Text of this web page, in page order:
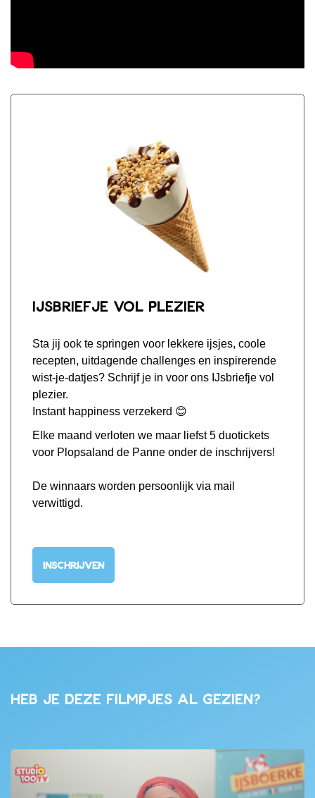
IJsbriefje vol plezier
Sta jij ook te springen voor lekkere ijsjes, coole
recepten, uitdagende challenges en inspirerende
wist-je-datjes? Schrijf je in voor ons IJsbriefje vol
plezier.
Instant happiness verzekerd 😊
Elke maand verloten we maar liefst 5 duotickets
voor Plopsaland de Panne onder de inschrijvers!
De winnaars worden persoonlijk via mail
verwittigd.
INSCHRIJVEN
Heb je deze filmpjes al gezien?